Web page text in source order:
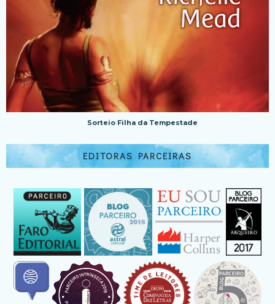
Sorteio Filha da Tempestade
EDITORAS PARCEIRAS